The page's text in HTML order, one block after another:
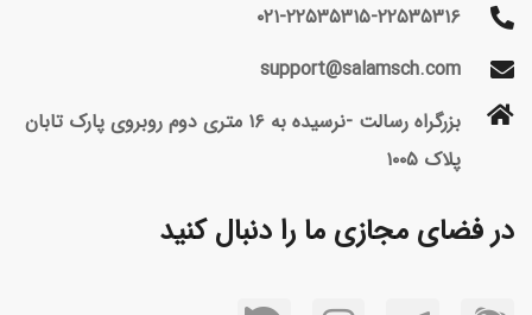
۰۲۱-۲۲۵۳۵۳۱۵-۲۲۵۳۵۳۱۶
support@salamsch.com
بزرگراه رسالت -نرسیده به ۱۶ متری دوم روبروی پارک تابان
پلاک ۱۰۰۵
در فضای مجازی ما را دنبال کنید